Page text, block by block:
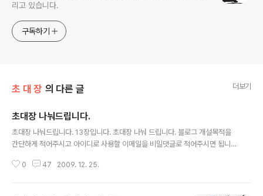
리고 있습니다.
구독하기
초 대 장 의 다른 글 더보기
초대장 나눠드립니다.
초대장 나눠드립니다. 13장입니다. 초대장 나눠 드립니다. 블로그 개설목적을
간단하게 적어주시고 아이디로 사용할 이메일을 비밀댓글로 적어주시면 됩니
름대로 자기만의 아름다운 공간을 꾸려나가실 분이면 됩니다. 비밀댓글로 메일
0 47 2009. 12. 25.